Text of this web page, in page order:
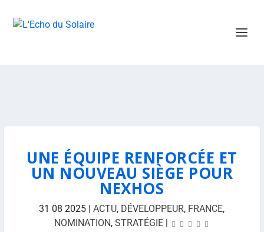
UNE ÉQUIPE RENFORCÉE ET
UN NOUVEAU SIÈGE POUR
NEXHOS
31 08 2025 |ACTU, DÉVELOPPEUR, FRANCE,
NOMINATION,STRATÉGIE |